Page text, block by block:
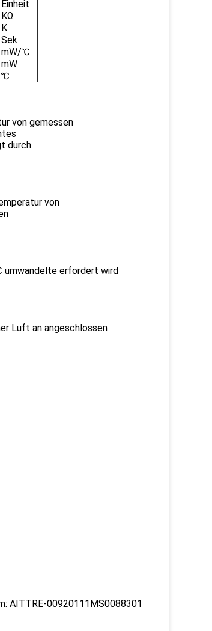
Einheit
KΩ
K
Sek
mW/℃
mW
℃
von gemessen
durch
von
umwandelte erfordert wird
Luft an angeschlossen
AITTRE-00920111MS0088301